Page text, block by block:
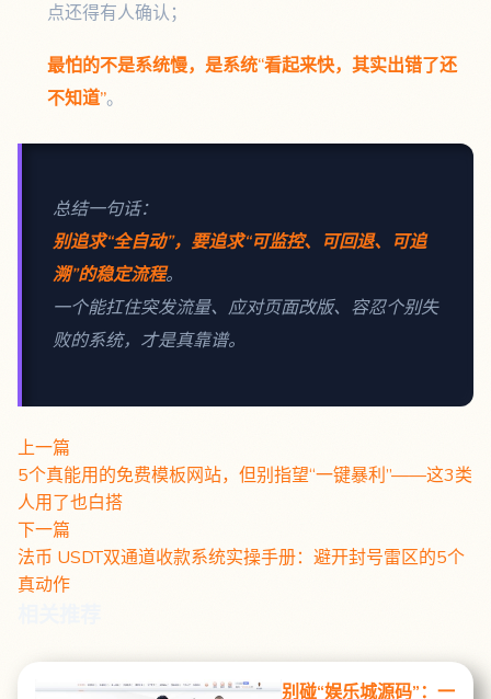
点还得有人确认；
最怕的不是系统慢，是系统“看起来快，其实出错了还
不知道”。
总结一句话：
别追求“全自动”，要追求“可监控、可回退、可追
溯”的稳定流程。
一个能扛住突发流量、应对页面改版、容忍个别失
败的系统，才是真靠谱。
上一篇
5个真能用的免费模板网站，但别指望“一键暴利”——这3类
人用了也白搭
下一篇
法币 USDT双通道收款系统实操手册：避开封号雷区的5个
真动作
别碰“娱乐城源码”：一